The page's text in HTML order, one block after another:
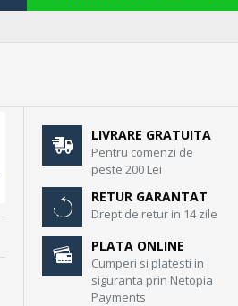
LIVRARE GRATUITA
Pentru comenzi de
peste 200 Lei
RETUR GARANTAT
Drept de retur in 14 zile
PLATA ONLINE
Cumperi si platesti in
siguranta prin Netopia
Payments